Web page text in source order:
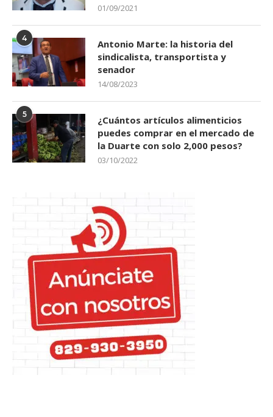
01/09/2021
4
Antonio Marte: la historia del
sindicalista, transportista y
senador
14/08/2023
5
¿Cuántos artículos alimenticios
puedes comprar en el mercado de
la Duarte con solo 2,000 pesos?
03/10/2022